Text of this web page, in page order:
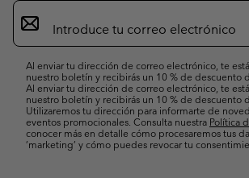
Suscripción
de
correo
Al enviar tu dirección de correo electrónico, te
nuestro boletín y recibirás un 10 % de descuento
Al enviar tu dirección de correo electrónico, te
nuestro boletín y recibirás un 10 % de descuento
Utilizaremos tu dirección para informarte de
eventos promocionales. Consulta nuestra Política
conocer más en detalle cómo procesaremos tus
’marketing’ y cómo puedes revocar tu